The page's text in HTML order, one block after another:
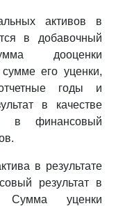
активов в
в добавочный
дооценки
его уценки,
годы и
в качестве
в финансовый
в результате
результат в
Сумма уценки